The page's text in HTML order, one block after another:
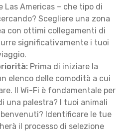
Las Americas – che tipo di
Scegliere una zona
con ottimi collegamenti di
significativamente i tuoi
Prima di iniziare la
elenco delle comodità a cui
Il Wi-Fi è fondamentale per
una palestra? I tuoi animali
Identificare le tue
il processo di selezione